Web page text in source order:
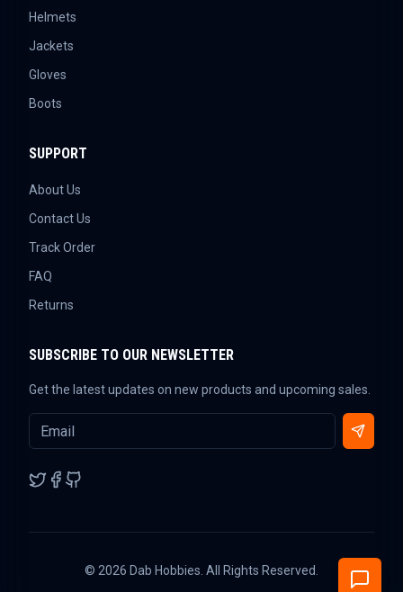
Helmets
Jackets
Gloves
Boots
SUPPORT
About Us
Contact Us
Track Order
FAQ
Returns
SUBSCRIBE TO OUR NEWSLETTER
Get the latest updates on new products and upcoming sales.
© 2026 Dab Hobbies. All Rights Reserved.